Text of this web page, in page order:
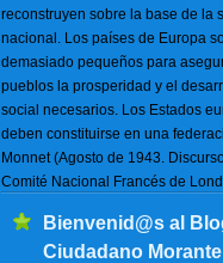
reconstruyen sobre la base de la
nacional. Los países de Europa
demasiado pequeños para
pueblos la prosperidad y el
social necesarios. Los Estados
deben constituirse en una
Monnet (Agosto de 1943.
Comité Nacional Francés de
Bienvenid@s al
Ciudadano Morante